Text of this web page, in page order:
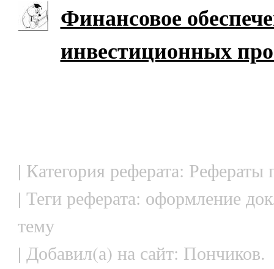
Финансовое
инвестиционных
| Категория реферата:
| Теги реферата: оформление
тему
| Добавил(а) на сайт: Пончиков.